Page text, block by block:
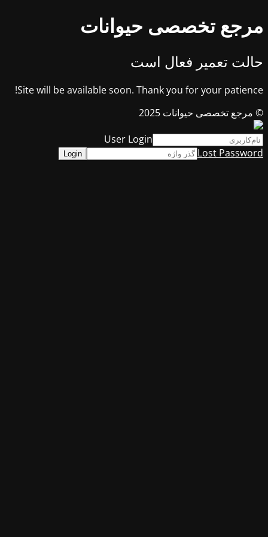
مرجع تخصصی حیوانات
حالت تعمیر فعال است
Site will be available soon. Thank you for your patience!
© مرجع تخصصی حیوانات 2025
User Login
Lost Password